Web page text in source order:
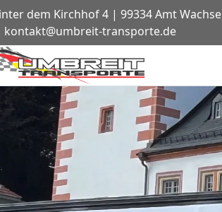
dem Kirchhof 4 | 99334 Amt
kontakt@umbreit-transporte.de